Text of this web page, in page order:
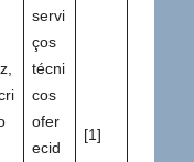
servi
ços
técni
cos
ofer
ecid
[1]